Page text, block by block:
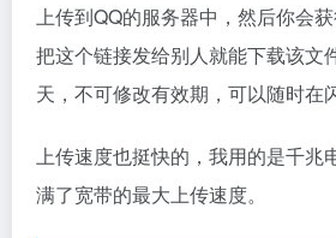
上传到QQ的服务器中，然后你会
把这个链接发给别人就能下载该文
天，不可修改有效期，可以随时在
上传速度也挺快的，我用的是千兆
满了宽带的最大上传速度。